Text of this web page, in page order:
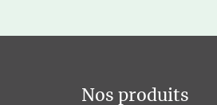
Nos produits